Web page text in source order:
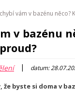
vám v bazénu něco?
v bazénu
| datum:
že byste si doma v